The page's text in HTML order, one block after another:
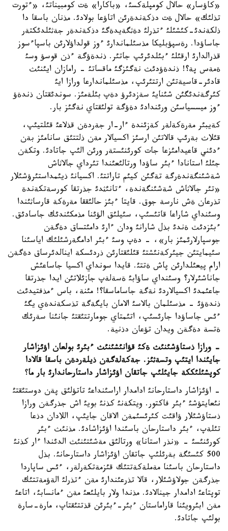
«كاؤسار» حالال كومپلةكسئ، «باكارا» ةت كومبيناتئ، «ءتورت
تذلئك» حالال ةت دذكةندةرئن اتاؤعا بولادئ. مذنان باسقا دا
ذلكةندئ-كئشئلئ ءتذرلئ دةثگةيدةگئ دذكةندةر جةثئلدئكتةر
جاساؤدا. رةسپؤبليكا مذسئلماندارئ ءوز قولداؤلارئن باسپاءسوز
قذرالدارئ ارقئلئ ءبئلدئرئپ جاتئر. ذندةؤگة ءذن قوسؤ وسئ
ةمةس پة؟! ذندةؤدئث نةگئزگئ ماقساتئ - رامازان ايئنئث
قادئر-قاسيةتئن ارتتئرئپ، مذسئلماندارعا ورازا ايئ
كئرگةندئگئن شئنايئ سةزدئرؤ دةپ بئلةمئز. سوندئقتان ذندةؤ
ءوز ميسسياسئن ورئندادئ دةؤگة تولئقتاي نةگئز بار.
كةيبئر مةرةكةلةر كةزئندة ءار-ار جةردةن قذلاعئ قئلتيئپ،
قئلاث بةرئپ قالاتئن ارسئز اكسيالار مةن ذلتتئق سانامئز بةن
ءدئني قاعيدامئزعا جات كورئنئستةر ورئن الئپ جاتادئ. وتكةن
جئلئ استانادا ءبئر ساؤدا ورتالئعئندا تئرداي جالاثاش
شةشئنگةندةرگة تةگئن كيئم تاراتتئ. اكسيانئ ذيئمداستئرؤشئلار
«تئر جالاثاش شةشئنگةندة، ءتانئثدئ جذرتقا كورسةتكةندة
تذرعان ةش نارسة جوق. قايتا ءبئز حالئققا مةرةكة قارساثئندا
وسئنداي شاراعا قاتئسئپ، سئيلئق الؤئنا مذمكئندئك جاسادئق.
ءبئزدئث ةندئ بذل شارانئ ودان ءارئ دامئتساق دةگةن
جوسپارلارئمئز بار»، - دةپ وسئ ءبئر ادامگةرشئلئك اياسئنا
سئيمايتئن جيئركةنئشتئ قئلئقتارئن ذردئسكة اينالدئرساق دةگةن
ارام پيعئلدارئن پاش ةتتئ. قايدا سونداي اكسيا جاساعئش
جاناشئرلار؟ وسئنداي ساؤابئ ةسةلةپ جازئلاتئن ايدا جذرتقا
جاعئمدئ اكسيالاردئ نةگة جاساماسقا؟! مئنة، باس ءمذفتيدئث
ذندةؤئ - مذسئلمان بالاسئ الامان بايگةگة تذسكةندةي يگئ
ءئس جاساؤدا جارئسئپ، اتئمتاي جومارتتئقتئ جانئنا سةرئك
ةتسة دةگةن ويدان تؤعان دذنية.
- ورازا ذستاؤشئنئث ةكئ قؤانئشئنئث ءبئرئ بولعان اؤئزاشار
جايئندا ايتئپ وتسةثئز. جةكةلةگةن ذيلةردةن باسقا قالادا
كوپشئلئككة جايئلئپ جاتقان اؤئزاشار داستارحاندارئ بار ما؟
- اؤئزاشار داستارحانئ ادامدار اراسئنداعئ تاتؤلئق پةن دوستئقتئ
نئعايتؤشئ ءبئر فاكتور. ويتكةنئ كذنئ بويئ اش جذرگةن ورازا
ذستاؤشئلار ؤاقئت كئرئسئمةن الاقان جايئپ، اللادان دذعا
تئلةپ، ءبئر داستارحان باسئندا اؤئزاشادئ. مذنئث ءبئر
كورئنئسئ - «نذر استانا» ورتالئق مةشئتئنئث الدئندا ءار كذنئ
500 كئسئگة بةرئلئپ جاتقان اؤئزاشار داستارحانئ. بذل
داستارحان باسئنا مةملةكةتتئك قئزمةتكةرلةر، ءئس ساپاردا
جذرگةن جولاؤشئلار، قالا تذرعئندارئ مةن ءتذرلئ الةؤمةتتئك
توپتاعئ ادامدار جينالادئ. مذندا ولار بايلئعئ مةن ءمانسابئ، اتاعئ
مةن ابئرويئنا قاراماستان ءبئر-ءبئرئن قذتتئقتاپ، مارة-سارة
بولئپ جاتادئ.